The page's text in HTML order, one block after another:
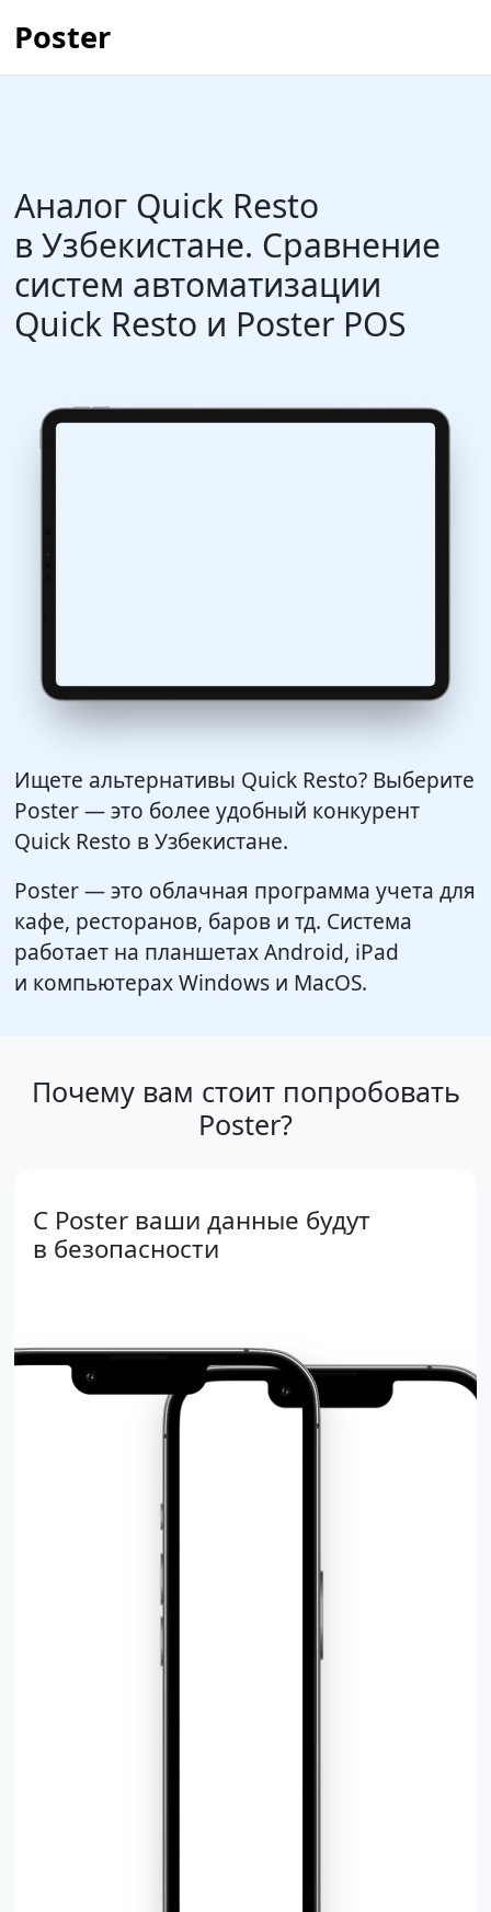
Poster
Аналог Quick Resto
в Узбекистане. Сравнение
систем автоматизации
Quick Resto и Poster POS
Ищете альтернативы Quick Resto? Выберите
Poster — это более удобный конкурент
Quick Resto в Узбекистане.
Poster — это облачная программа учета для
кафе, ресторанов, баров и тд. Система
работает на планшетах Android, iPad
и компьютерах Windows и MacOS.
Почему вам стоит попробовать
Poster?
С Poster ваши данные будут
в безопасности